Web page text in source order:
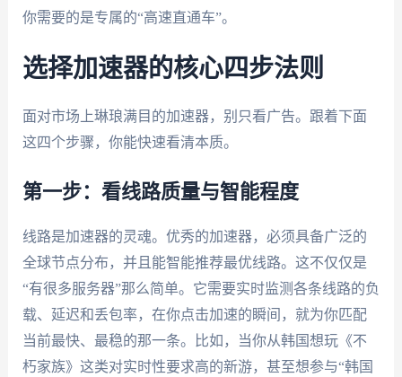
你需要的是专属的“高速直通车”。
选择加速器的核心四步法则
面对市场上琳琅满目的加速器，别只看广告。跟着下面
这四个步骤，你能快速看清本质。
第一步：看线路质量与智能程度
线路是加速器的灵魂。优秀的加速器，必须具备广泛的
全球节点分布，并且能智能推荐最优线路。这不仅仅是
“有很多服务器”那么简单。它需要实时监测各条线路的负
载、延迟和丢包率，在你点击加速的瞬间，就为你匹配
当前最快、最稳的那一条。比如，当你从韩国想玩《不
朽家族》这类对实时性要求高的新游，甚至想参与“韩国